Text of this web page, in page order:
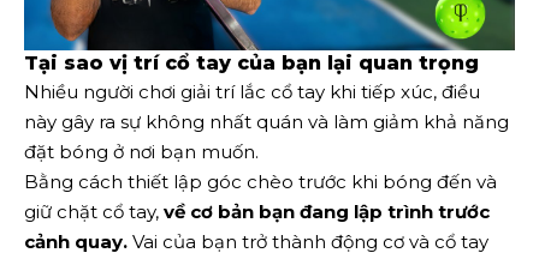
Tại sao vị trí cổ tay của bạn lại quan trọng
Nhiều người chơi giải trí lắc cổ tay khi tiếp xúc, điều
này gây ra sự không nhất quán và làm giảm khả năng
đặt bóng ở nơi bạn muốn.
Bằng cách thiết lập góc chèo trước khi bóng đến và
giữ chặt cổ tay, về cơ bản bạn đang lập trình trước
cảnh quay. Vai của bạn trở thành động cơ và cổ tay